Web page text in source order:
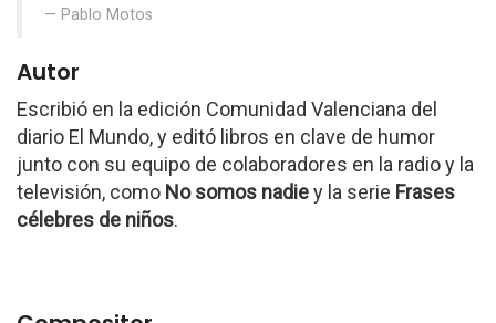
Pablo Motos
Autor
Escribió en la edición Comunidad Valenciana del
diario El Mundo, y editó libros en clave de humor
junto con su equipo de colaboradores en la radio y la
televisión, como No somos nadiey la serie Frases
célebres de niños.